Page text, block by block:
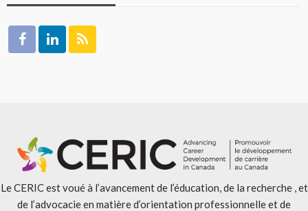
Le CERIC est voué à l’avancement de l’éducation, de la recherche , et
de l’advocacie en matière d’orientation professionnelle et de